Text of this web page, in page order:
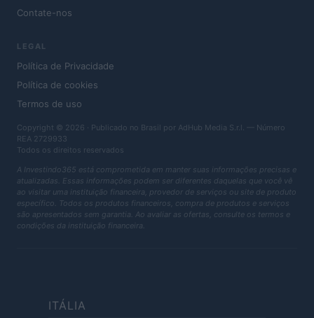
Contate-nos
LEGAL
Política de Privacidade
Política de cookies
Termos de uso
Copyright © 2026 · Publicado no Brasil por AdHub Media S.r.l. — Número
REA 2729933
Todos os direitos reservados
A Investindo365 está comprometida em manter suas informações precisas e
atualizadas. Essas informações podem ser diferentes daquelas que você vê
ao visitar uma instituição financeira, provedor de serviços ou site de produto
específico. Todos os produtos financeiros, compra de produtos e serviços
são apresentados sem garantia. Ao avaliar as ofertas, consulte os termos e
condições da instituição financeira.
ITÁLIA